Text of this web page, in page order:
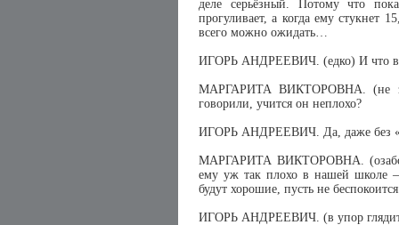
деле серьёзный. Потому что
прогуливает, а когда ему стукнет
всего можно ожидать…
ИГОРЬ АНДРЕЕВИЧ. (едко) И что вы
МАРГАРИТА ВИКТОРОВНА. (не
говорили, учится он неплохо?
ИГОРЬ АНДРЕЕВИЧ. Да, даже без
МАРГАРИТА ВИКТОРОВНА.
ему уж так плохо в нашей школе –
будут хорошие, пусть не
ИГОРЬ АНДРЕЕВИЧ. (в упор